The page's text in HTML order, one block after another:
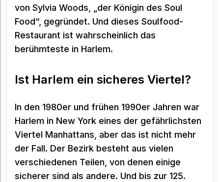
von Sylvia Woods, „der Königin des Soul
Food“, gegründet. Und dieses Soulfood-
Restaurant ist wahrscheinlich das
berühmteste in Harlem.
Ist Harlem ein sicheres Viertel?
In den 1980er und frühen 1990er Jahren war
Harlem in New York eines der gefährlichsten
Viertel Manhattans, aber das ist nicht mehr
der Fall. Der Bezirk besteht aus vielen
verschiedenen Teilen, von denen einige
sicherer sind als andere. Und bis zur 125.